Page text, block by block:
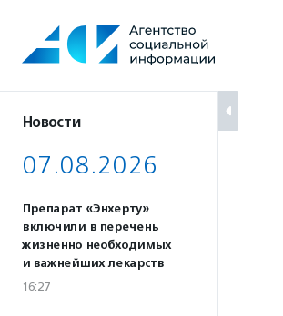
содержанию
Новости
07.08.2026
Препарат «Энхерту»
включили в перечень
жизненно необходимых
и важнейших лекарств
16:27